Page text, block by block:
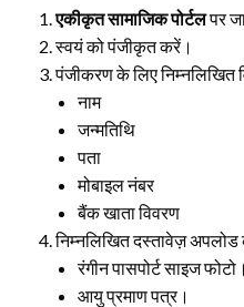
एकीकृत सामाजिक पोर्टलपर
स्वयं को पंजीकृत करें।
पंजीकरण के लिए निम्नलिखित
नाम
जन्मतिथि
पता
मोबाइल नंबर
बैंक खाता विवरण
निम्नलिखित दस्तावेज़ अपलोड
रंगीन पासपोर्ट साइज फोटो।
आयु प्रमाण पत्र।